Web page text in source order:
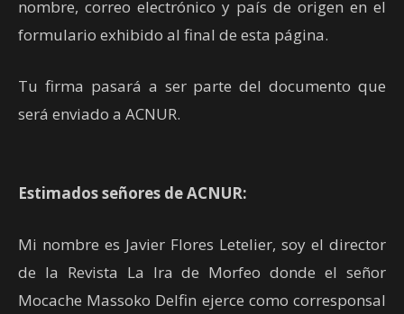
nombre, correo electrónico y país de origen en el
formulario exhibido al final de esta página.
Tu firma pasará a ser parte del documento que
será enviado a ACNUR.
Estimados señores de ACNUR:
Mi nombre es Javier Flores Letelier, soy el director
de la Revista La Ira de Morfeo donde el señor
Mocache Massoko Delfin ejerce como corresponsal